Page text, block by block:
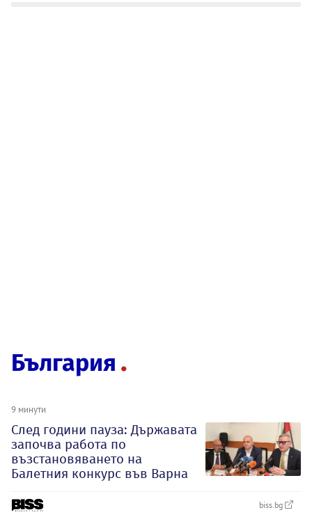
България
9 минути
След години пауза: Държавата
започва работа по
възстановяването на
Балетния конкурс във Варна
biss.bg